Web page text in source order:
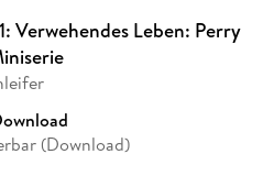
Verwehendes Leben: Perry
(Download)